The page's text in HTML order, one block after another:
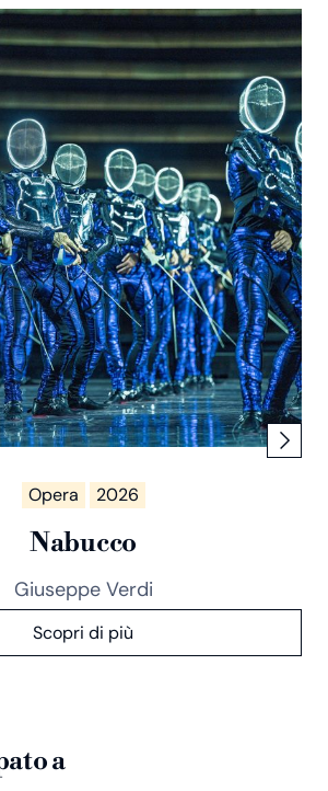
Opera 2026
Nabucco
Giuseppe Verdi
Scopri di più
a